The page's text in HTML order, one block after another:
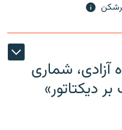
آزادی، شماری
دیکتاتور»